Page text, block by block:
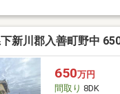
新川郡入善町野中
650万円
間取り 8DK